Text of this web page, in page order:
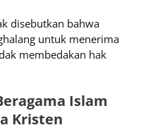
disebutkan bahwa
untuk menerima
membedakan hak
Islam
Kristen